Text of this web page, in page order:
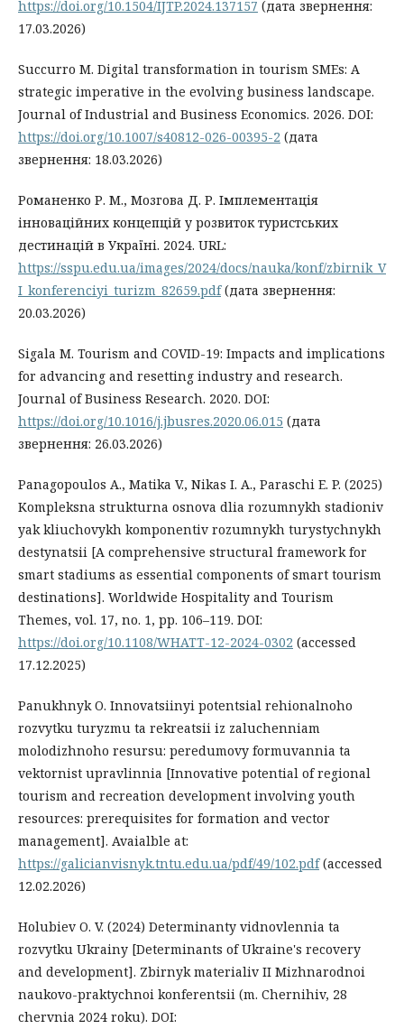
https://doi.org/10.1504/IJTP.2024.137157 (дата звернення:
17.03.2026)
Succurro M. Digital transformation in tourism SMEs: A
strategic imperative in the evolving business landscape.
Journal of Industrial and Business Economics. 2026. DOI:
https://doi.org/10.1007/s40812-026-00395-2 (дата
звернення: 18.03.2026)
Романенко Р. М., Мозгова Д. Р. Імплементація
інноваційних концепцій у розвиток туристських
дестинацій в Україні. 2024. URL:
https://sspu.edu.ua/images/2024/docs/nauka/konf/zbirnik_V
I_konferenciyi_turizm_82659.pdf(дата звернення:
20.03.2026)
Sigala M. Tourism and COVID-19: Impacts and implications
for advancing and resetting industry and research.
Journal of Business Research. 2020. DOI:
https://doi.org/10.1016/j.jbusres.2020.06.015 (дата
звернення: 26.03.2026)
Panagopoulos A., Matika V., Nikas I. A., Paraschi E. P. (2025)
Kompleksna strukturna osnova dlia rozumnykh stadioniv
yak kliuchovykh komponentiv rozumnykh turystychnykh
destynatsii [A comprehensive structural framework for
smart stadiums as essential components of smart tourism
destinations]. Worldwide Hospitality and Tourism
Themes, vol. 17, no. 1, pp. 106–119. DOI:
https://doi.org/10.1108/WHATT-12-2024-0302 (accessed
17.12.2025)
Panukhnyk O. Innovatsiinyi potentsial rehionalnoho
rozvytku turyzmu ta rekreatsii iz zaluchenniam
molodizhnoho resursu: peredumovy formuvannia ta
vektornist upravlinnia [Innovative potential of regional
tourism and recreation development involving youth
resources: prerequisites for formation and vector
management]. Avaialble at:
https://galicianvisnyk.tntu.edu.ua/pdf/49/102.pdf(accessed
12.02.2026)
Holubiev O. V. (2024) Determinanty vidnovlennia ta
rozvytku Ukrainy [Determinants of Ukraine's recovery
and development]. Zbirnyk materialiv II Mizhnarodnoi
naukovo-praktychnoi konferentsii (m. Chernihiv, 28
chervnia 2024 roku). DOI: